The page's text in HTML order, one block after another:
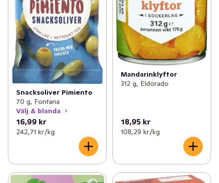
Snacksoliver Pimiento
70 g, Fontana
Välj & blanda
16,99 kr
242,71 kr /kg
Mandarinklyftor
312 g, Eldorado
18,95 kr
108,29 kr /kg